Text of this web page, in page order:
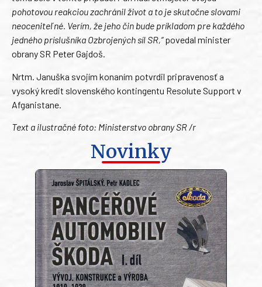
pohotovou reakciou zachránil život a to je skutočne slovami
neoceniteľné. Verím, že jeho čin bude príkladom pre každého
jedného príslušníka Ozbrojených síl SR,“povedal minister
obrany SR Peter Gajdoš.
Nrtm. Januška svojím konaním potvrdil pripravenosť a
vysoký kredit slovenského kontingentu Resolute Support v
Afganistane.
Text a ilustračné foto: Ministerstvo obrany SR /r
Novinky